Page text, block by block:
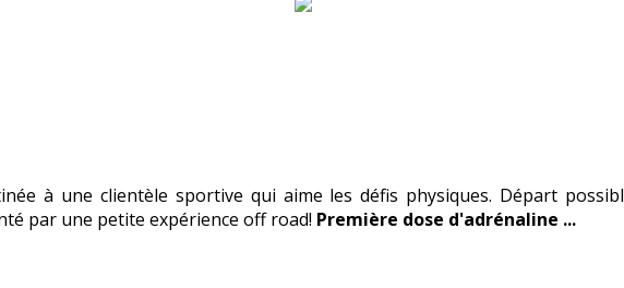
à une clientèle sportive qui aime les défis physiques. Départ
par une petite expérience off road! Première dose d'adrénaline ...